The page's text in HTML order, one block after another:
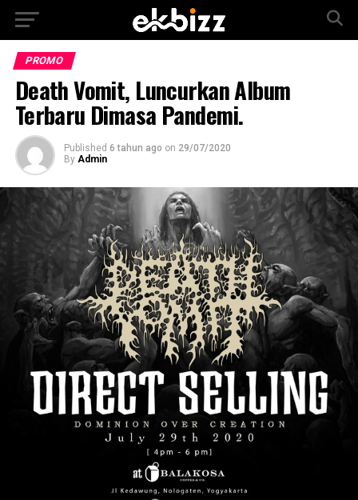
PROMO
Death Vomit, Luncurkan Album
Terbaru Dimasa Pandemi.
Published 6 tahun ago on 29/07/2020
By Admin